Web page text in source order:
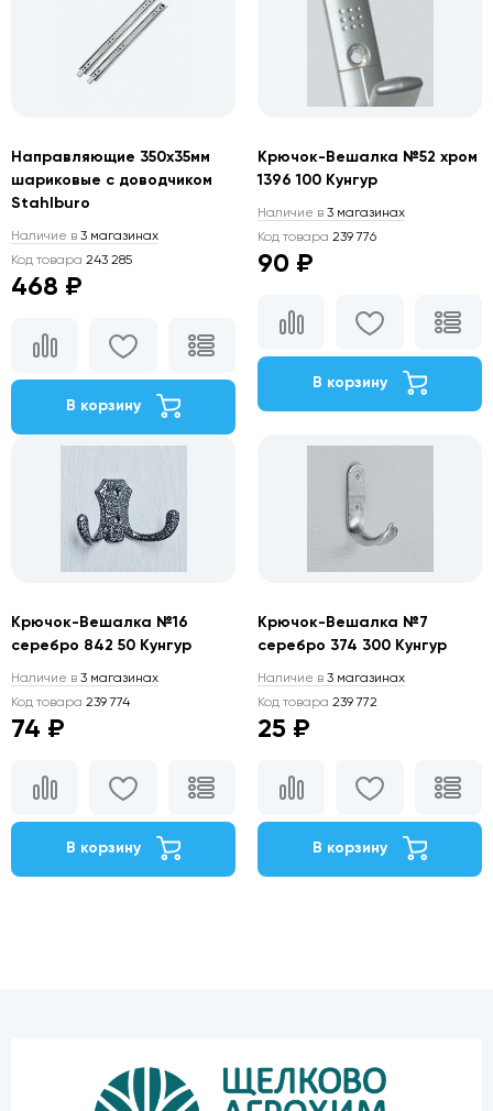
Направляющие 350х35мм
шариковые с доводчиком
Stahlburo
Наличие в 3 магазинах
Код товара 243 285
468 ₽
В корзину
Крючок-Вешалка №52 хром
1396 100 Кунгур
Наличие в 3 магазинах
Код товара 239 776
90 ₽
В корзину
Крючок-Вешалка №16
серебро 842 50 Кунгур
Наличие в 3 магазинах
Код товара 239 774
74 ₽
В корзину
Крючок-Вешалка №7
серебро 374 300 Кунгур
Наличие в 3 магазинах
Код товара 239 772
25 ₽
В корзину